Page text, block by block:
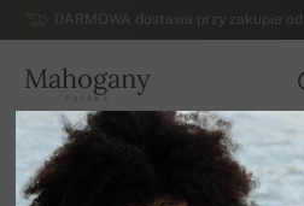
DARMOWA dostawa przy zakupie
Mahogany
POLSKA
Strona główna
Damskie swetry z
Kaszmirowe golfy - damskie